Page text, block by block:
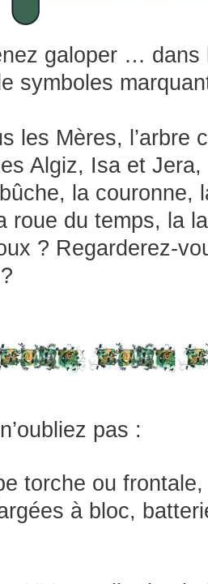
galoper … dans
symboles
les Mères, l’arbre
Algiz, Isa et
la couronne,
roue du temps, la
? Regarderez-
pas :
torche ou
à bloc,